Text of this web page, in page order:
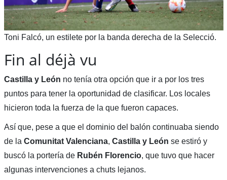
Toni Falcó, un estilete por la banda derecha de la Selecció.
Fin al déjà vu
Castilla y León no tenía otra opción que ir a por los tres
puntos para tener la oportunidad de clasificar. Los locales
hicieron toda la fuerza de la que fueron capaces.
Así que, pese a que el dominio del balón continuaba siendo
de la Comunitat Valenciana, Castilla y León se estiró y
buscó la portería de Rubén Florencio, que tuvo que hacer
algunas intervenciones a chuts lejanos.